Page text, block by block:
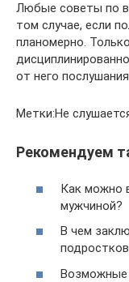
Любые советы по
том случае, если
планомерно.
от него
Метки:Не
Рекомендуем
Как можно
мужчиной?
В чем
Возможные